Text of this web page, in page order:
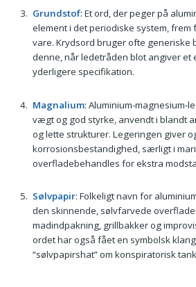
Grundstof: Et ord, der peger på
element i det periodiske system, frem
vare. Krydsord bruger ofte generiske
denne, når ledetråden blot angiver et
yderligere specifikation.
Magnalium: Aluminium-magnesium-
vægt og god styrke, anvendt i blandt
og lette strukturer. Legeringen giver
korrosionsbestandighed, særligt i
overfladebehandles for ekstra
Sølvpapir: Folkeligt navn for
den skinnende, sølvfarvede
madindpakning, grillbakker og
ordet har også fået en symbolsk
“sølvpapirshat” om konspiratorisk